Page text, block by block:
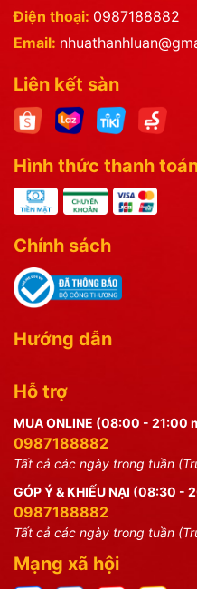
Điện thoại: 0987188882
Email:
Liên kết sàn
Hình thức thanh
Chính sách
Hướng dẫn
Hỗ trợ
MUA ONLINE (08:00 - 21:00
0987188882
Tất cả các ngày trong tuần
GÓP Ý & KHIẾU NẠI (08:30 -
0987188882
Tất cả các ngày trong tuần
Mạng xã hội